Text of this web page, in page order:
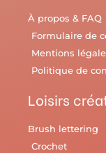
À propos & FAQ
Formulaire de
Mentions
Politique de
Loisirs
Brush lettering
Crochet